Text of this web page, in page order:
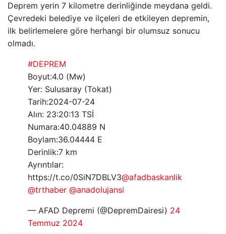
Deprem yerin 7 kilometre derinliğinde meydana geldi.
Çevredeki belediye ve ilçeleri de etkileyen depremin,
ilk belirlemelere göre herhangi bir olumsuz sonucu
olmadı.
#DEPREM
Boyut:4.0 (Mw)
Yer: Sulusaray (Tokat)
Tarih:2024-07-24
Alın: 23:20:13 TSİ
Numara:40.04889 N
Boylam:36.04444 E
Derinlik:7 km
Ayrıntılar:
https://t.co/0SiN7DBLV3@afadbaskanlik
@trthaber @anadolujansi
— AFAD Depremi (@DepremDairesi) 24
Temmuz 2024